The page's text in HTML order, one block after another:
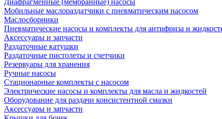
Диафрагменные (мембранные) насосы
Мобильные маслораздатчики с пневматическим насосом
Маслосборники
Пневматические насосы и комплекты для антифриза и
Аксессуары и запчасти
Раздаточные катушки
Раздаточные пистолеты и счетчики
Резервуары для хранения
Ручные насосы
Стационарные комплекты с насосом
Электрические насосы и комплекты для масла и жидкостей
Оборудование для раздачи консистентной смазки
Аксессуары и запчасти